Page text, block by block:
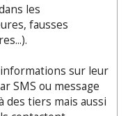
les
fausses
sur leur
SMS ou message
des tiers mais aussi